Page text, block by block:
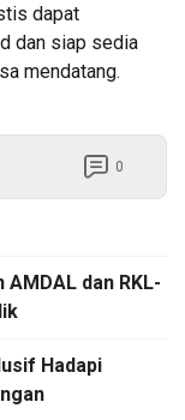
dapat
dan siap sedia
mendatang.
0
dan RKL-
Hadapi